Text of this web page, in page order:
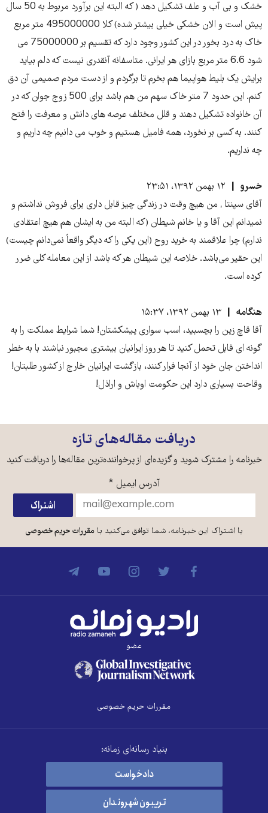
خشک و بی آب و علف تشکیل دهد ( که البته این برآورد مربوط به 50 سال
پیش است و الان خشکی خیلی بیشتر شده) کلا 495000000 متر مربع
خاک به درد بخور در این کشور وجود دارد که تقسیم بر 75000000 می
شود 6.6 متر مربع بازای هر ایرانی. متاسفانه آنقدری نیست که دلم بیاید
برایش یک بلیط هواپیما هم بخرم تا برگردم و از دست مردم صمیمی آن دق
کنم. این حدود 7 متر خاک سهم من هم باشد برای 500 زوج جوان که در
آن خانواده تشکیل دهند و قلل مختلف عرصه های دانش و معرفت را فتح
کنند. به کسی بر نخورد، همه فامیل هستیم و خوب می دانیم چه داریم و
چه نداریم.
خسرو
۱۲ بهمن ۱۳۹۲، ۲۳:۵۱
آقای سپنتا , من هیچ وقت در زندگی‌ چیز قابل داری برای فروش نداشتم و
نمیدانم این آقا و یا خانم شیطان (که البته من به ایشان هم هیچ اعتقادی
ندارم) چرا علاقمند به خرید روح (این یکی‌ را که دیگر واقعاً نمی‌دانم چیست)
این حقیر می‌باشد. خلاصه این شیطان هر که باشد از این معامله کلی‌ ضرر
کرده است.
هنگامه
۱۳ بهمن ۱۳۹۲، ۱۵:۳۷
آقا قاچ زین را بچسبید، اسب سواری پیشکشتان! شما شرایط مملکت را به
گونه ای قابل تحمل کنید تا هر روز ایرانیان بیشتری مجبور نباشند با به خطر
انداختن جان خود از آنجا فرار کنند، بازگشت ایرانیان خارج از کشور طلبتان!
وقاحت بسیاری دارد این حکومت اوباش و اراذل!
دریافت مقاله‌های تازه
خبرنامه را مشترک شوید و گزیده‌ای از پرخواننده‌ترین مقاله‌ها را دریافت کنید
آدرس ایمیل *
با اشتراک این خبرنامه، شما توافق می‌کنید بامقررات حریم خصوصی
عضو
مقررات حریم خصوصی
بنیاد رسانه‌ای زمانه:
دادخواست
تریبون شهروندان